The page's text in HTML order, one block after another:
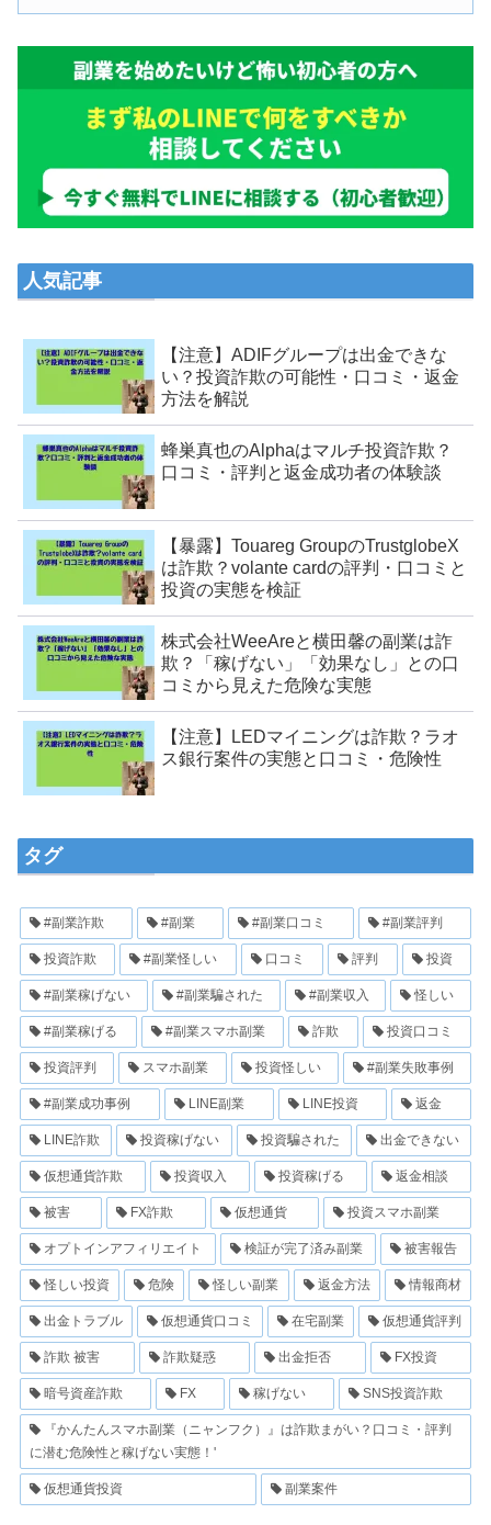
人気記事
【注意】ADIFグループは出金できな
い？投資詐欺の可能性・口コミ・返金
方法を解説
蜂巣真也のAlphaはマルチ投資詐欺？
口コミ・評判と返金成功者の体験談
【暴露】Touareg GroupのTrustglobeX
は詐欺？volante cardの評判・口コミと
投資の実態を検証
株式会社WeeAreと横田馨の副業は詐
欺？「稼げない」「効果なし」との口
コミから見えた危険な実態
【注意】LEDマイニングは詐欺？ラオ
ス銀行案件の実態と口コミ・危険性
タグ
#副業詐欺 #副業 #副業口コミ #副業評判
投資詐欺 #副業怪しい 口コミ 評判 投資
#副業稼げない #副業騙された #副業収入 怪しい
#副業稼げる #副業スマホ副業 詐欺 投資口コミ
投資評判 スマホ副業 投資怪しい #副業失敗事例
#副業成功事例 LINE副業 LINE投資 返金
LINE詐欺 投資稼げない 投資騙された 出金できない
仮想通貨詐欺 投資収入 投資稼げる 返金相談
被害 FX詐欺 仮想通貨 投資スマホ副業
オプトインアフィリエイト 検証が完了済み副業 被害報告
怪しい投資 危険 怪しい副業 返金方法 情報商材
出金トラブル 仮想通貨口コミ 在宅副業 仮想通貨評判
詐欺 被害 詐欺疑惑 出金拒否 FX投資
暗号資産詐欺 FX 稼げない SNS投資詐欺
『かんたんスマホ副業（ニャンフク）』は詐欺まがい？口コミ・評判
に潜む危険性と稼げない実態！'
仮想通貨投資 副業案件